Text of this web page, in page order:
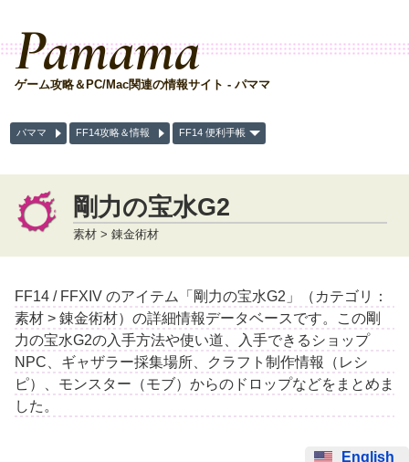
Pamama
ゲーム攻略＆PC/Mac関連の情報サイト - パママ
パママ FF14攻略＆情報 FF14 便利手帳
剛力の宝水G2
素材 > 錬金術材
FF14 / FFXIV のアイテム「剛力の宝水G2」（カテゴリ：
素材 > 錬金術材）の詳細情報データベースです。この剛
力の宝水G2の入手方法や使い道、入手できるショップ
NPC、ギャザラー採集場所、クラフト制作情報（レシ
ピ）、モンスター（モブ）からのドロップなどをまとめま
した。
English